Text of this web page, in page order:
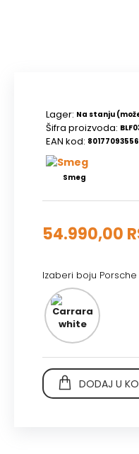
Lager: Na stanju
Šifra proizvoda:
EAN kod:
Smeg
54.990,00
Izaberi boju
Carrara
white
DODAJ U